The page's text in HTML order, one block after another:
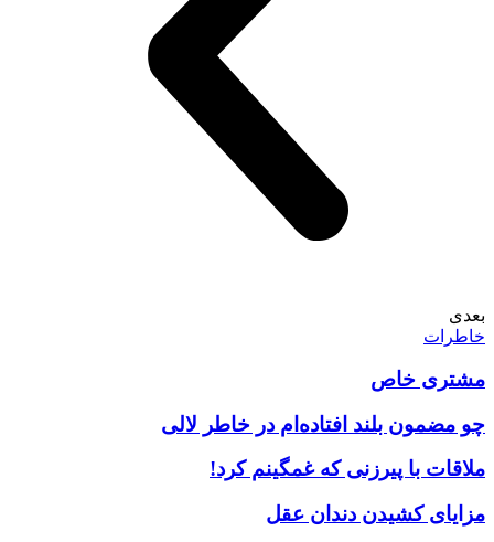
بعدی
خاطرات
مشتری خاص
چو مضمون بلند افتاده‌ام در خاطر لالی
ملاقات با پیرزنی که غمگینم کرد!
مزایای کشیدن دندان عقل